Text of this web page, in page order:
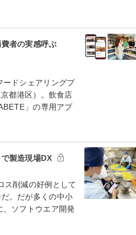
者の実感呼ぶ
ドシェアリングプ
都港区）。飲食店
」の専用アプ
製造現場DX
削減の好例として
。だが多くの中小
ソフトウエア開発